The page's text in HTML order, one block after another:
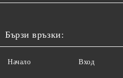
Бързи връзки:
Начало Вход